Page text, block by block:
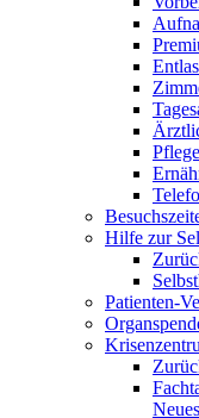
Pflege
Hilfe zur
Patienten-